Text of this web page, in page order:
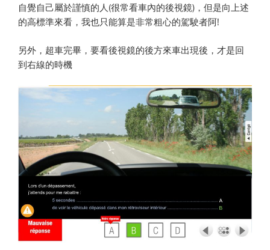
自覺自己屬於謹慎的人(很常看車內的後視鏡)，但是向上述
的高標準來看，我也只能算是非常粗心的駕駛者阿!
另外，超車完畢，要看後視鏡的後方來車出現後，才是回
到右線的時機